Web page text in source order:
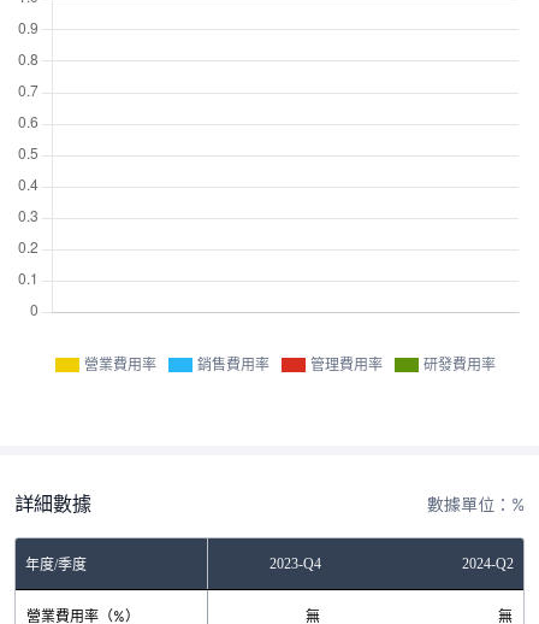
營業費用率 銷售費用率 管理費用率 研發費用率
詳細數據 數據單位：%
年度/季度2023-Q2 2023-Q4 2024-Q2
營業費用率（%）
無 無 無